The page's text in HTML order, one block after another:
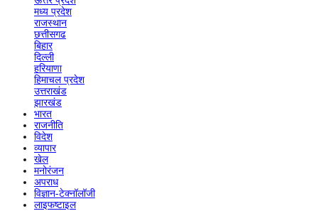
मध्य प्रदेश
राजस्थान
छत्तीसगढ
बिहार
दिल्ली
हरियाणा
हिमाचल प्रदेश
उत्तराखंड
झारखंड
भारत
राजनीति
विदेश
व्यापार
खेल
मनोरंजन
अपराध
विज्ञान-टेक्नॉलॉजी
लाइफष्टाइल